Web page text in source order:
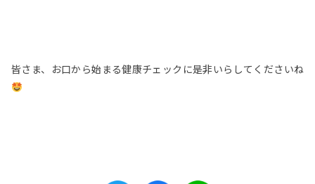
皆さま、お口から始まる健康チェックに是非いらしてくださいね